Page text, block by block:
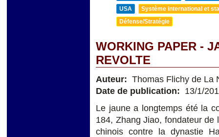
USA
Système international et
Défense/Stratégie
WORKING PAPER -
REVOLTE
Auteur: Thomas Flichy de La
Date de publication: 13/1/
Le jaune a longtemps été la
184, Zhang Jiao, fondateur de
chinois contre la dynastie